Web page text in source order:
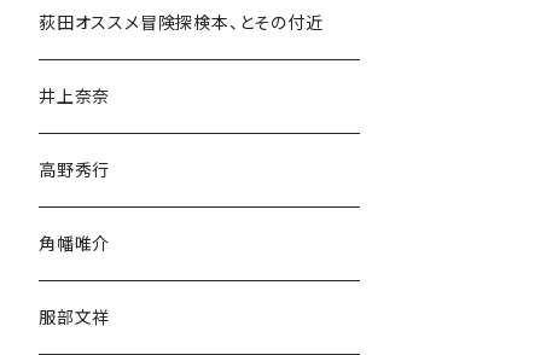
和書
文学・小説・物語
随筆・ノンフィクション・その他
荻田オススメ冒険探検本、とその付近
井上奈奈
高野秀行
角幡唯介
服部文祥